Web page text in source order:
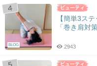
BLOG
【簡単3ス
「巻き肩対
2943